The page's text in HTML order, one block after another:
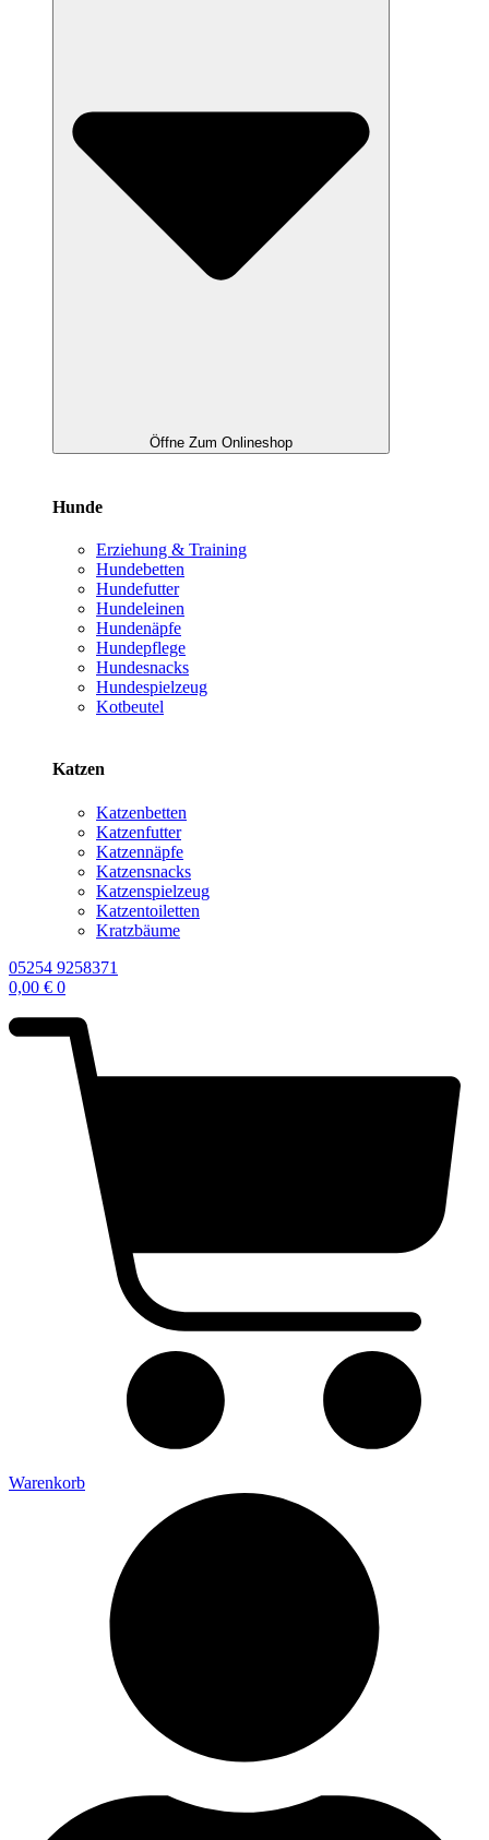
Öffne Zum Onlineshop
Hunde
Erziehung & Training
Hundebetten
Hundefutter
Hundeleinen
Hundenäpfe
Hundepflege
Hundesnacks
Hundespielzeug
Kotbeutel
Katzen
Katzenbetten
Katzenfutter
Katzennäpfe
Katzensnacks
Katzenspielzeug
Katzentoiletten
Kratzbäume
05254 9258371
0,00 € 0
Warenkorb